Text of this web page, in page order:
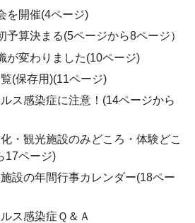
を開催(4ページ)
予算決まる(5ページから8ページ）
が変わりました(10ページ)
(保存用)(11ページ)
ス感染症に注意！(14ページから
・観光施設のみどころ・体験どこ
17ページ)
設の年間行事カレンダー(18ペー
ス感染症Ｑ＆Ａ